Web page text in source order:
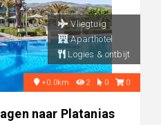
Vliegtuig
Aparthotel
Logies & ontbijt
+0.0km 2 0 0
naar Platanias